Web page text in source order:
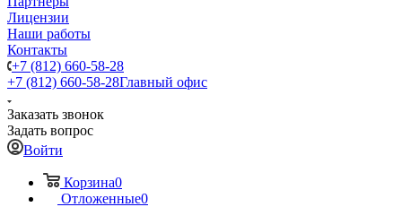
Лицензии
Наши работы
Контакты
+7 (812) 660-58-28
+7 (812) 660-58-28Главный офис
Заказать звонок
Задать вопрос
Войти
Корзина0
Отложенные0